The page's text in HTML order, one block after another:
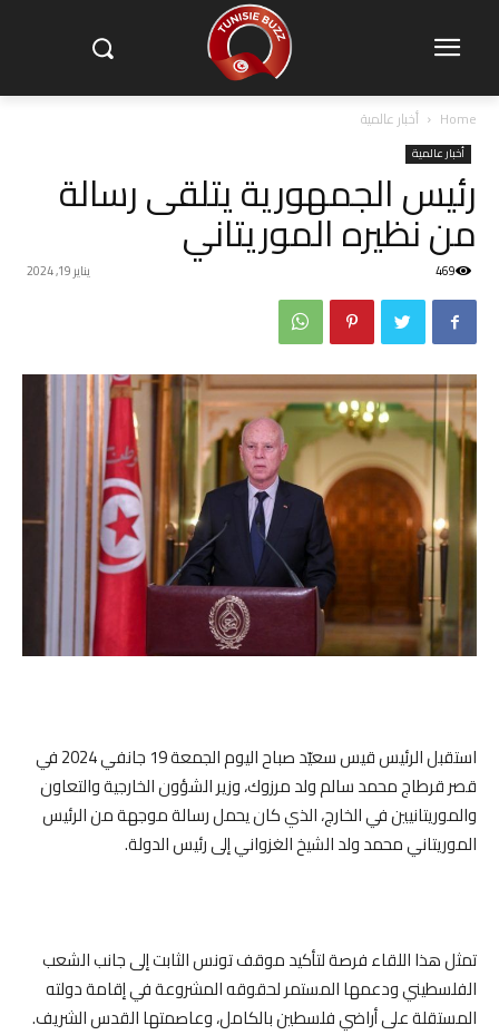
Home أخبار عالمية
أخبار عالمية
رئيس الجمهورية يتلقى رسالة
من نظيره الموريتاني
يناير 19, 2024 469
استقبل الرئيس قيس سعيّد صباح اليوم الجمعة 19 جانفي 2024 في
قصر قرطاج محمد سالم ولد مرزوك، وزير الشؤون الخارجية والتعاون
والموريتانيين في الخارج، الذي كان يحمل رسالة موجهة من الرئيس
الموريتاني محمد ولد الشيخ الغزواني إلى رئيس الدولة.
تمثل هذا اللقاء فرصة لتأكيد موقف تونس الثابت إلى جانب الشعب
الفلسطيني ودعمها المستمر لحقوقه المشروعة في إقامة دولته
المستقلة على أراضي فلسطين بالكامل، وعاصمتها القدس الشريف.